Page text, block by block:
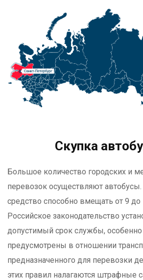
Скупка
Большое количество городских и
перевозок осуществляют автобусы.
средство способно вмещать от 9 до
Российское законодательство
допустимый срок службы,
предусмотрены в отношении
предназначенного для перевозки
этих правил налагаются штрафные